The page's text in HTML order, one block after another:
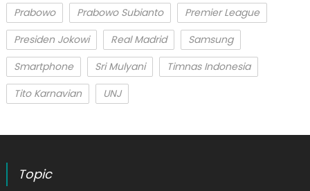
Prabowo
Prabowo Subianto
Premier League
Presiden Jokowi
Real Madrid
Samsung
Smartphone
Sri Mulyani
Timnas Indonesia
Tito Karnavian
UNJ
Topic